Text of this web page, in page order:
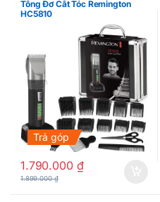
Tông Đơ Cắt Tóc Remington
HC5810
Trả góp
1.790.000 ₫
1.899.000₫